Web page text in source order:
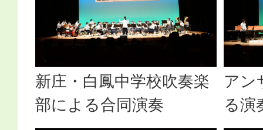
新庄・白鳳中学校吹奏楽
部による合同演奏
アン
る演